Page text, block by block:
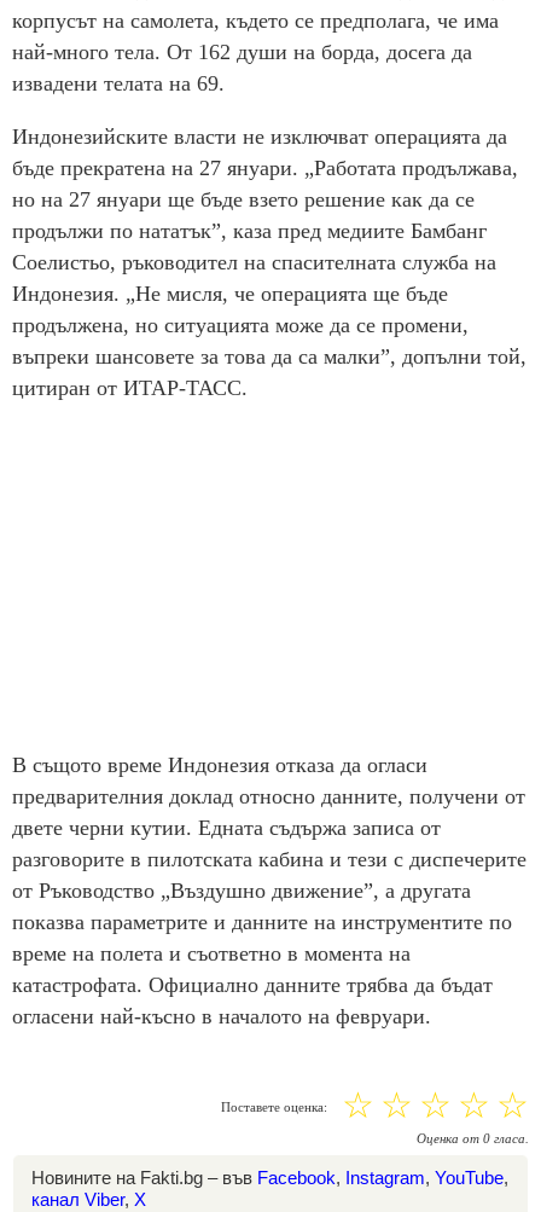
корпусът на самолета, където се предполага, че има
най-много тела. От 162 души на борда, досега да
извадени телата на 69.
Индонезийските власти не изключват операцията да
бъде прекратена на 27 януари. „Работата продължава,
но на 27 януари ще бъде взето решение как да се
продължи по нататък”, каза пред медиите Бамбанг
Соелистьо, ръководител на спасителната служба на
Индонезия. „Не мисля, че операцията ще бъде
продължена, но ситуацията може да се промени,
въпреки шансовете за това да са малки”, допълни той,
цитиран от ИТАР-ТАСС.
В същото време Индонезия отказа да огласи
предварителния доклад относно данните, получени от
двете черни кутии. Едната съдържа записа от
разговорите в пилотската кабина и тези с диспечерите
от Ръководство „Въздушно движение”, а другата
показва параметрите и данните на инструментите по
време на полета и съответно в момента на
катастрофата. Официално данните трябва да бъдат
огласени най-късно в началото на февруари.
Поставете оценка: ☆
☆
☆
☆
☆
Оценка от 0 гласа.
Новините на Fakti.bg – във Facebook, Instagram, YouTube,
канал Viber, X